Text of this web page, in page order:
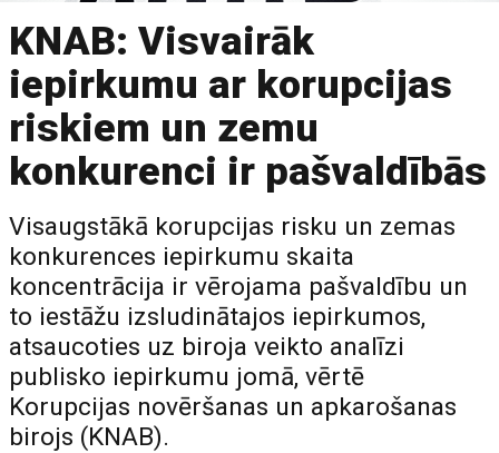
KNAB: Visvairāk
iepirkumu ar korupcijas
riskiem un zemu
konkurenci ir pašvaldībās
Visaugstākā korupcijas risku un zemas
konkurences iepirkumu skaita
koncentrācija ir vērojama pašvaldību un
to iestāžu izsludinātajos iepirkumos,
atsaucoties uz biroja veikto analīzi
publisko iepirkumu jomā, vērtē
Korupcijas novēršanas un apkarošanas
birojs (KNAB).